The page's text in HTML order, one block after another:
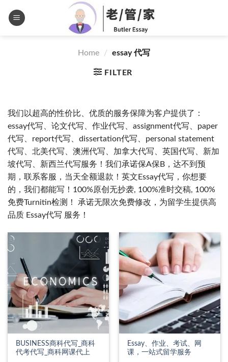
Home / essay 代写
FILTER
我们以超高的性价比、优质的服务保障为客户提供了：
essay代写、论文代写、作业代写、assignment代写、paper
代写、report代写、dissertation代写、personal statement
代写、北美代写、澳洲代写、加拿大代写、英国代写、新加
坡代写、新西兰代写服务！我们承诺保A保B，达不到预
期，联系客服，当天全额退款！英文Essay代写，你想要
的，我们都能写！100%原创无抄袭, 100%准时交稿, 100%
免费Turnitin检测！ 承诺无限次免费修改，为留学生提供高
品质 Essay代写 服务！
BUSINESS商科代写_商科
代考代写_商科网课代上
Essay、作业、考试、网
课，一站式留学服务